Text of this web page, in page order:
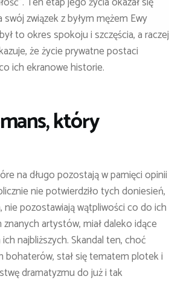
związek z byłym mężem Ewy
to okres spokoju i szczęścia, a raczej
że życie prywatne postaci
ich ekranowe historie.
który
na długo pozostają w pamięci opinii
nie potwierdziło tych doniesień,
nie pozostawiają wątpliwości co do ich
artystów, miał daleko idące
najbliższych. Skandal ten, choć
bohaterów, stał się tematem plotek i
dramatyzmu do już i tak